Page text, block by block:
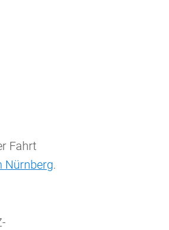
Fahrt
Nürnberg.